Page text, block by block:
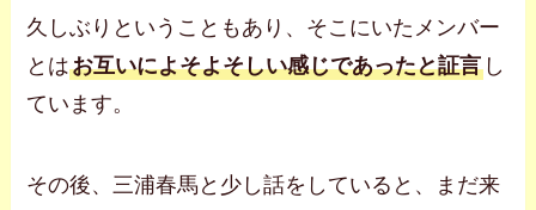
久しぶりということもあり、そこにいたメンバー
とはお互いによそよそしい感じであったと証言 し
ています。
その後、三浦春馬と少し話をしていると、まだ来